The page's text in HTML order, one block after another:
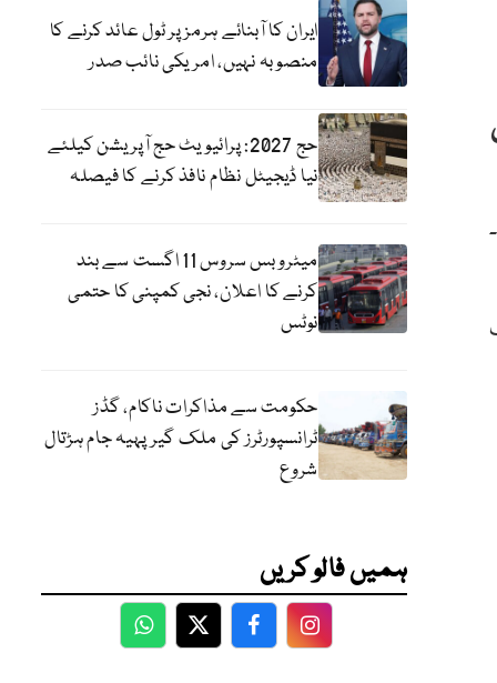
ایران کا آبنائے ہرمز پر ٹول عائد کرنے کا
منصوبہ نہیں، امریکی نائب صدر
حج 2027: پرائیویٹ حج آپریشن کیلئے
نیا ڈیجیٹل نظام نافذ کرنے کا فیصلہ
میٹرو بس سروس 11 اگست سے بند
کرنے کا اعلان، نجی کمپنی کا حتمی
نوٹس
حکومت سے مذاکرات ناکام، گڈز
ٹرانسپورٹرز کی ملک گیر پہیہ جام ہڑتال
شروع
ہمیں فالو کریں
WhatsApp
TwitterFacebookFacebook